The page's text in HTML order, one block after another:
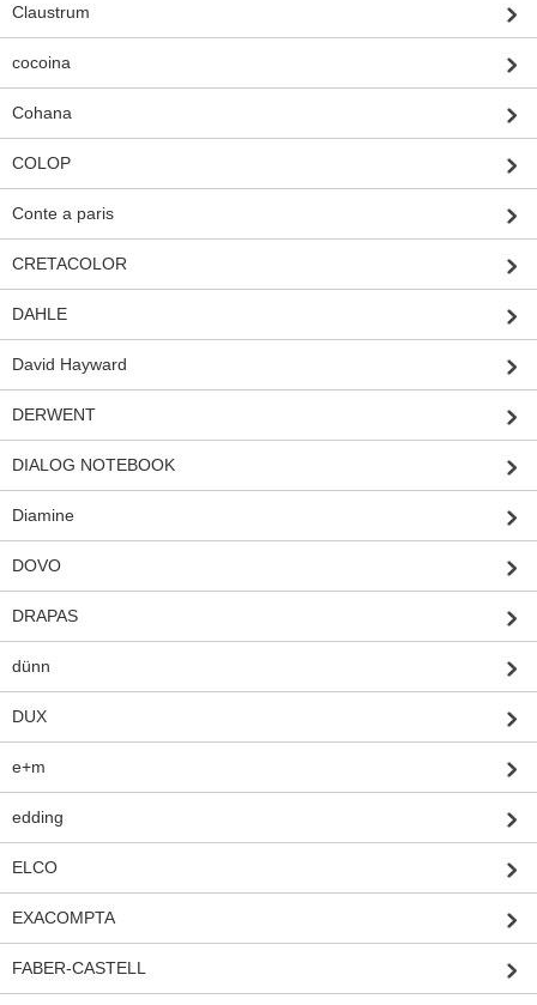
Claustrum
cocoina
Cohana
COLOP
Conte a paris
CRETACOLOR
DAHLE
David Hayward
DERWENT
DIALOG NOTEBOOK
Diamine
DOVO
DRAPAS
dünn
DUX
e+m
edding
ELCO
EXACOMPTA
FABER-CASTELL